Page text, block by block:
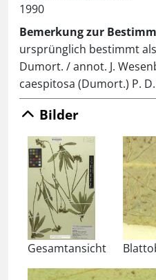
1990
Bemerkung zur
ursprünglich bestimmt
Dumort. / annot. J.
caespitosa (Dumort.) P.
Bilder
Gesamtansicht